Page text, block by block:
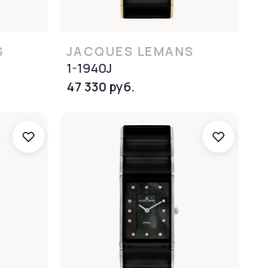
JACQUES LEMANS
1-1940J
47 330 руб.